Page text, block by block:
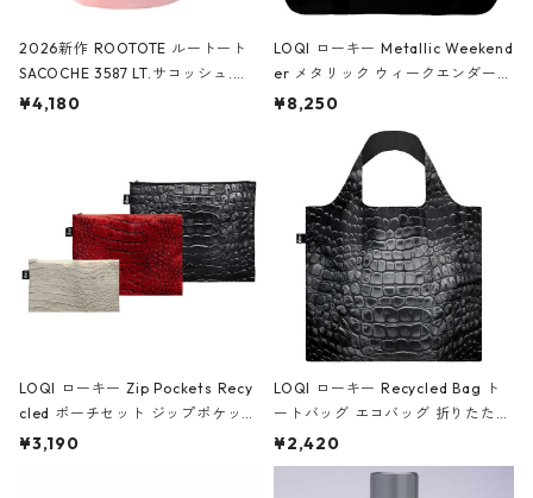
2026新作 ROOTOTE ルートート
SACOCHE 3587 LT.サコッシュ.ル
ミエ-B ショルダーバッグ グロスピ
¥4,180
LOQI ローキー Metallic Weekend
er メタリック ウィークエンダー
ボストンバッグ ショルダーバッグ
Black ジャン=ミッシェル・バスキ
ア/クラウン ブラック
¥8,250
LOQI ローキー Zip Pockets Recy
cled ポーチセット ジップポケット
ファスナーポーチ 撥水加工 トラベ
¥3,190
LOQI ローキー Recycled Bag ト
ートバッグ エコバッグ 折りたたみ
大きめ 撥水加工 収納ポーチ CRO
CODILE/Black クロコダイル/ブラ
¥2,420